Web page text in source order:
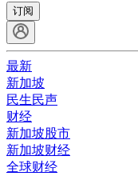
订阅
最新
新加坡
民生民声
财经
新加坡股市
新加坡财经
全球财经